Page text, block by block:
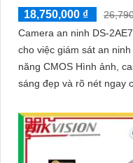
18,750,000 ₫
Camera an ninh DS-
cho việc giám sát an ninh
năng CMOS Hình ảnh,
sáng đẹp và rõ nét ngay